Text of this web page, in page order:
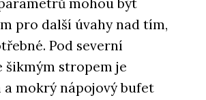
mohou být
pro další úvahy nad tím,
Pod severní
šikmým stropem je
mokrý nápojový bufet